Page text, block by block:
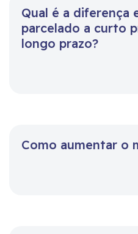
Qual é a diferença
parcelado a curto
longo prazo?
Como aumentar o